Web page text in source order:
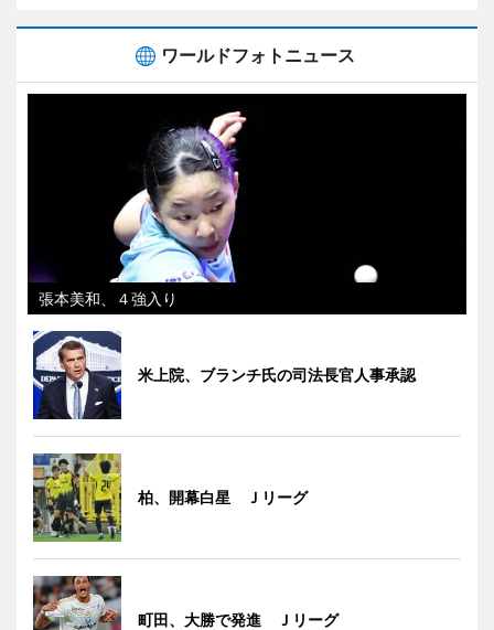
ワールドフォトニュース
張本美和、４強入り
米上院、ブランチ氏の司法長官人事承認
柏、開幕白星 Ｊリーグ
町田、大勝で発進 Ｊリーグ